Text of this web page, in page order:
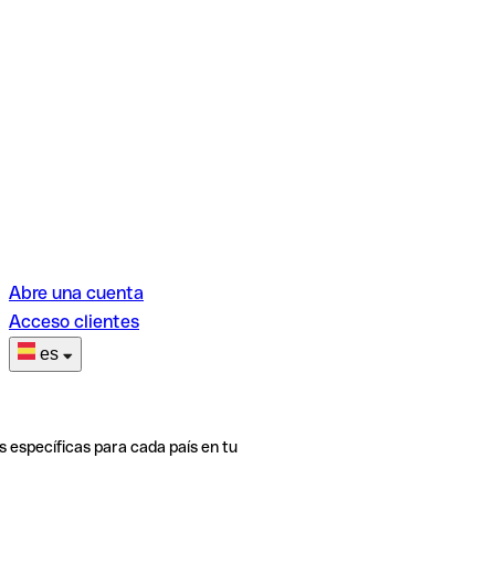
Abre una cuenta
Acceso clientes
es
específicas para cada país en tu